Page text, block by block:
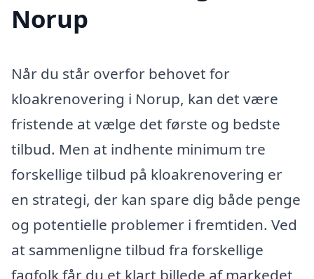
Norup
Når du står overfor behovet for
kloakrenovering i Norup, kan det være
fristende at vælge det første og bedste
tilbud. Men at indhente minimum tre
forskellige tilbud på kloakrenovering er
en strategi, der kan spare dig både penge
og potentielle problemer i fremtiden. Ved
at sammenligne tilbud fra forskellige
fagfolk får du et klart billede af markedet